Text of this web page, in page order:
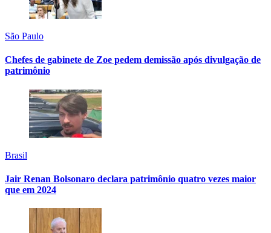
São Paulo
Chefes de gabinete de Zoe pedem demissão após divulgação de
patrimônio
Brasil
Jair Renan Bolsonaro declara patrimônio quatro vezes maior
que em 2024